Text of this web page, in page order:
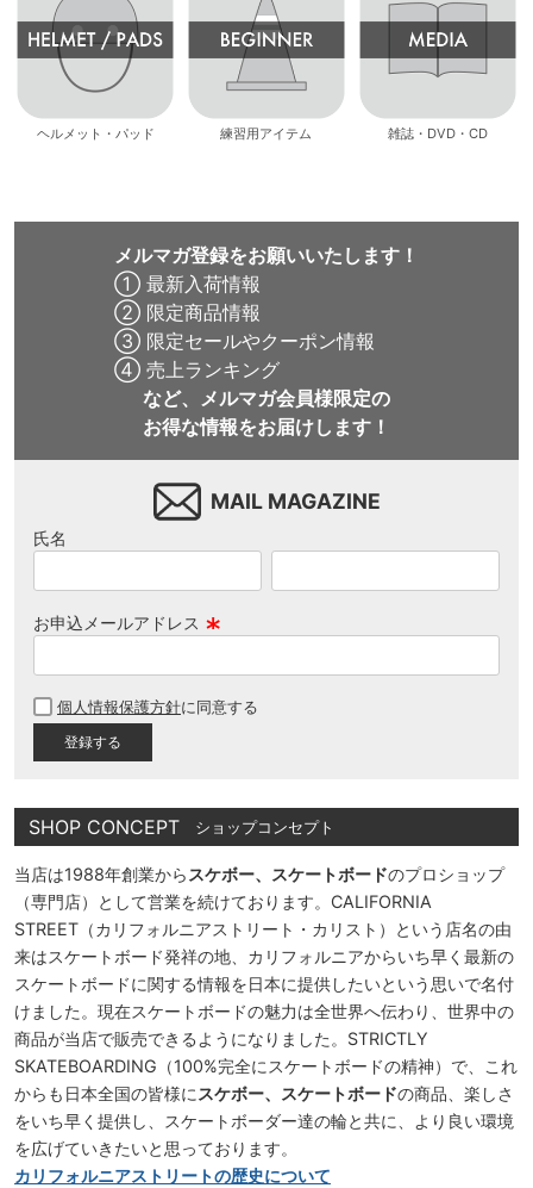
ヘルメット・パッド 練習用アイテム 雑誌・DVD・CD
メルマガ登録をお願いいたします！
① 最新入荷情報
② 限定商品情報
③ 限定セールやクーポン情報
④ 売上ランキング
など、メルマガ会員様限定の
お得な情報をお届けします！
MAIL MAGAZINE
氏名
お申込メールアドレス
須
個人情報保護方針に同意する
SHOP CONCEPT ショップコンセプト
当店は1988年創業から スケボー、スケートボードのプロショップ
（専門店）として営業を続けております。CALIFORNIA
STREET（カリフォルニアストリート・カリスト）という店名の由
来はスケートボード発祥の地、カリフォルニアからいち早く最新の
スケートボードに関する情報を日本に提供したいという思いで名付
けました。現在スケートボードの魅力は全世界へ伝わり、世界中の
商品が当店で販売できるようになりました。STRICTLY
SKATEBOARDING（100%完全にスケートボードの精神）で、これ
からも日本全国の皆様に スケボー、スケートボードの商品、楽しさ
をいち早く提供し、スケートボーダー達の輪と共に、より良い環境
を広げていきたいと思っております。
カリフォルニアストリートの歴史について